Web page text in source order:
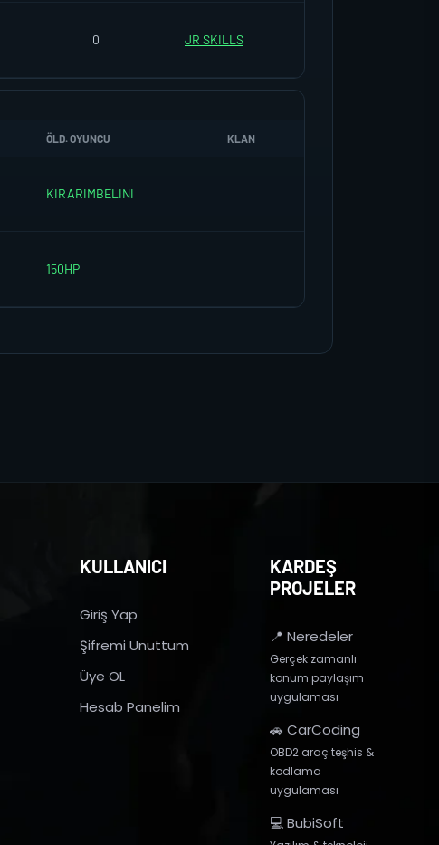
0 JR SKILLS
ÖLD. OYUNCU KLAN
KIRARIMBELINI
150HP
KULLANICI
Giriş Yap
Şifremi Unuttum
Üye OL
Hesab Panelim
KARDEŞ
PROJELER
📍 Neredeler
Gerçek zamanlı
konum paylaşım
uygulaması
🚗 CarCoding
OBD2 araç teşhis &
kodlama
uygulaması
💻 BubiSoft